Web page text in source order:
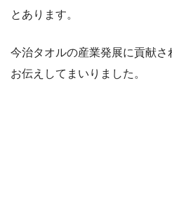
とあります。
今治タオルの産業発展に貢献
お伝えしてまいりました。